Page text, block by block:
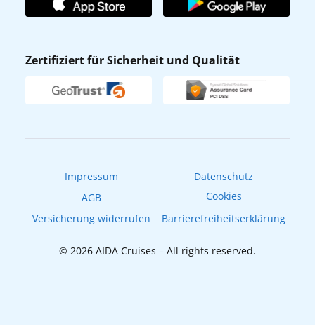
Affiliateprogramm
Verhaltens- & Ethikkodex
Newsletter
AIDA App
Zertifiziert für Sicherheit und Qualität
Impressum
Datenschutz
AGB
Cookies
Versicherung widerrufen
Barrierefreiheitserklärung
© 2026 AIDA Cruises – All rights reserved.